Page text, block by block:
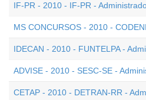
IF-PR - 2010 - IF-PR -
MS CONCURSOS - 2010 -
IDECAN - 2010 - FUNTELPA -
ADVISE - 2010 - SESC-SE -
CETAP - 2010 - DETRAN-RR -